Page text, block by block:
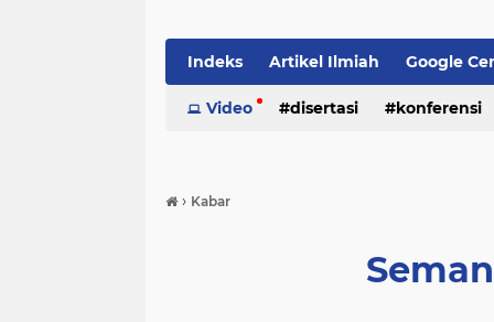
Indeks Artikel Ilmiah Google
Tips Trik Webometrics
Video disertasi konferensi
› Kabar